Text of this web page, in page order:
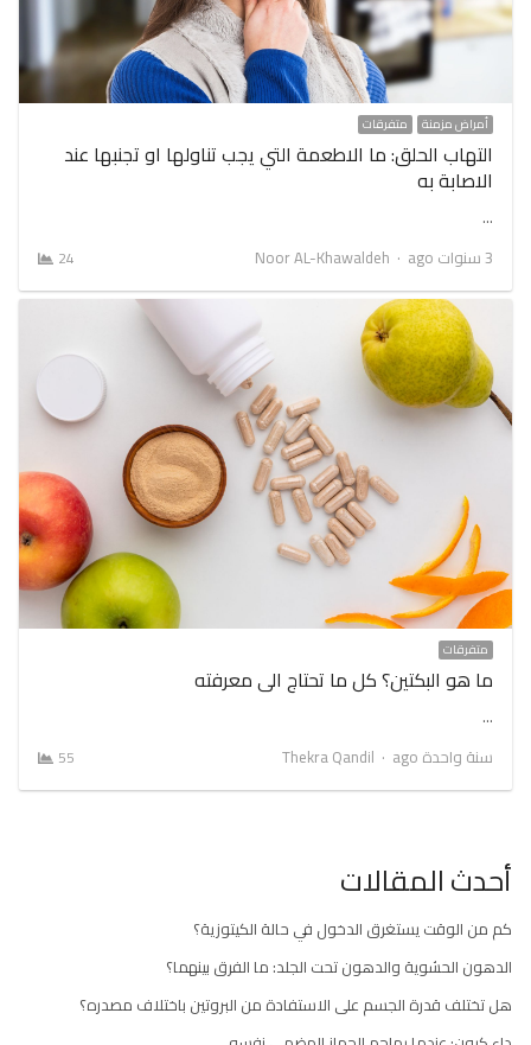
أمراض مزمنة متفرقات
التهاب الحلق: ما الاطعمة التي يجب تناولها او تجنبها عند
الاصابة به
…
3 سنوات ago
Author
Noor AL-Khawaldeh
24
متفرقات
ما هو البكتين؟ كل ما تحتاج الى معرفته
…
سنة واحدة ago
Author
Thekra Qandil
55
أحدث المقالات
كم من الوقت يستغرق الدخول في حالة الكيتوزية؟
الدهون الحشوية والدهون تحت الجلد: ما الفرق بينهما؟
هل تختلف قدرة الجسم على الاستفادة من البروتين باختلاف مصدره؟